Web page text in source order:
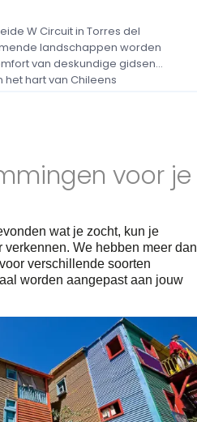
W Circuit in Torres del
landschappen worden
van deskundige gidsen
hart van Chileens
voor je
wat je zocht, kun je
We hebben meer dan
verschillende soorten
worden aangepast aan jouw